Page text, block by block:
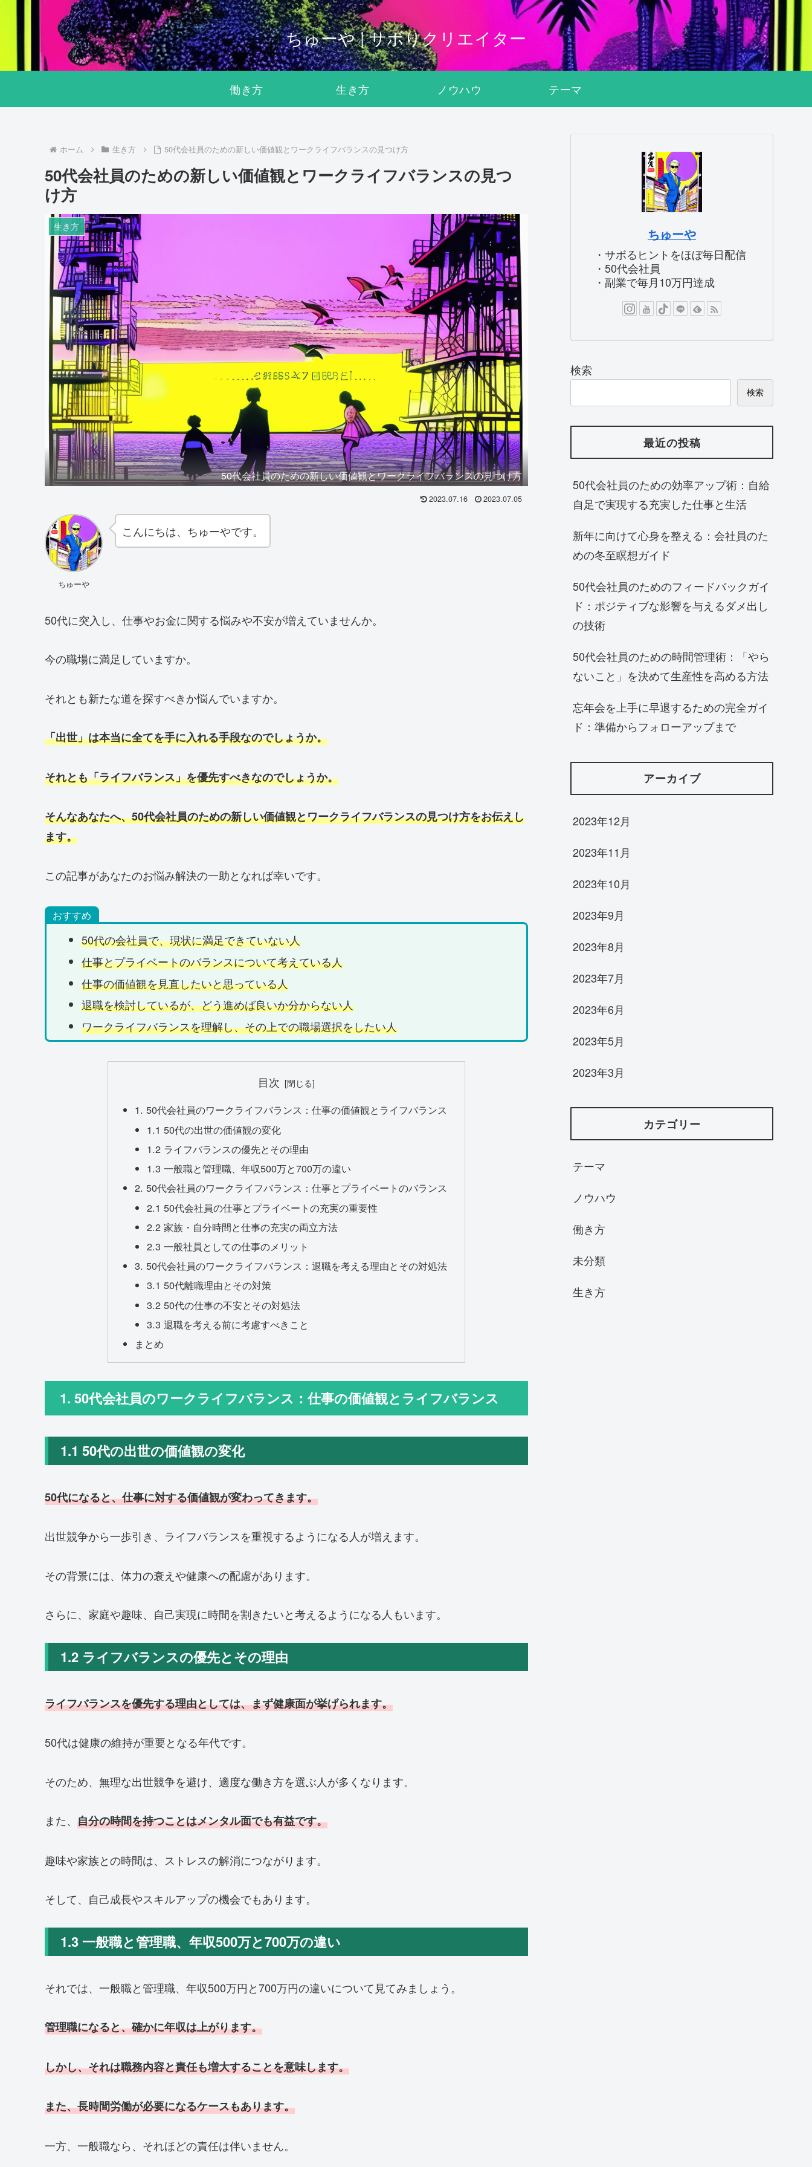
ちゅーや | サボりクリエイター
働き方 生き方 ノウハウ テーマ
ホーム 生き方 50代会社員のための新しい価値観とワークライフバランスの見つけ方
50代会社員のための新しい価値観とワークライフバランスの見つ
け方
生き方
50代会社員のための新しい価値観とワークライフバランスの見つけ方
2023.07.16 2023.07.05
ちゅーや
こんにちは、ちゅーやです。
50代に突入し、仕事やお金に関する悩みや不安が増えていませんか。
今の職場に満足していますか。
それとも新たな道を探すべきか悩んでいますか。
「出世」は本当に全てを手に入れる手段なのでしょうか。
それとも「ライフバランス」を優先すべきなのでしょうか。
そんなあなたへ、50代会社員のための新しい価値観とワークライフバランスの見つけ方をお伝えし
ます。
この記事があなたのお悩み解決の一助となれば幸いです。
おすすめ
50代の会社員で、現状に満足できていない人
仕事とプライベートのバランスについて考えている人
仕事の価値観を見直したいと思っている人
退職を検討しているが、どう進めば良いか分からない人
ワークライフバランスを理解し、その上での職場選択をしたい人
目次
1. 50代会社員のワークライフバランス：仕事の価値観とライフバランス
1.1 50代の出世の価値観の変化
1.2 ライフバランスの優先とその理由
1.3 一般職と管理職、年収500万と700万の違い
2. 50代会社員のワークライフバランス：仕事とプライベートのバランス
2.1 50代会社員の仕事とプライベートの充実の重要性
2.2 家族・自分時間と仕事の充実の両立方法
2.3 一般社員としての仕事のメリット
3. 50代会社員のワークライフバランス：退職を考える理由とその対処法
3.1 50代離職理由とその対策
3.2 50代の仕事の不安とその対処法
3.3 退職を考える前に考慮すべきこと
まとめ
1. 50代会社員のワークライフバランス：仕事の価値観とライフバランス
1.1 50代の出世の価値観の変化
50代になると、仕事に対する価値観が変わってきます。
出世競争から一歩引き、ライフバランスを重視するようになる人が増えます。
その背景には、体力の衰えや健康への配慮があります。
さらに、家庭や趣味、自己実現に時間を割きたいと考えるようになる人もいます。
1.2 ライフバランスの優先とその理由
ライフバランスを優先する理由としては、まず健康面が挙げられます。
50代は健康の維持が重要となる年代です。
そのため、無理な出世競争を避け、適度な働き方を選ぶ人が多くなります。
また、 自分の時間を持つことはメンタル面でも有益です。
趣味や家族との時間は、ストレスの解消につながります。
そして、自己成長やスキルアップの機会でもあります。
1.3 一般職と管理職、年収500万と700万の違い
それでは、一般職と管理職、年収500万円と700万円の違いについて見てみましょう。
管理職になると、確かに年収は上がります。
しかし、それは職務内容と責任も増大することを意味します。
また、長時間労働が必要になるケースもあります。
一方、一般職なら、それほどの責任は伴いません。
ちゅーや
・サボるヒントをほぼ毎日配信
・50代会社員
・副業で毎月10万円達成
検索
検索
最近の投稿
50代会社員のための効率アップ術：自給
自足で実現する充実した仕事と生活
新年に向けて心身を整える：会社員のた
めの冬至瞑想ガイド
50代会社員のためのフィードバックガイ
ド：ポジティブな影響を与えるダメ出し
の技術
50代会社員のための時間管理術：「やら
ないこと」を決めて生産性を高める方法
忘年会を上手に早退するための完全ガイ
ド：準備からフォローアップまで
アーカイブ
2023年12月
2023年11月
2023年10月
2023年9月
2023年8月
2023年7月
2023年6月
2023年5月
2023年3月
カテゴリー
テーマ
ノウハウ
働き方
未分類
生き方